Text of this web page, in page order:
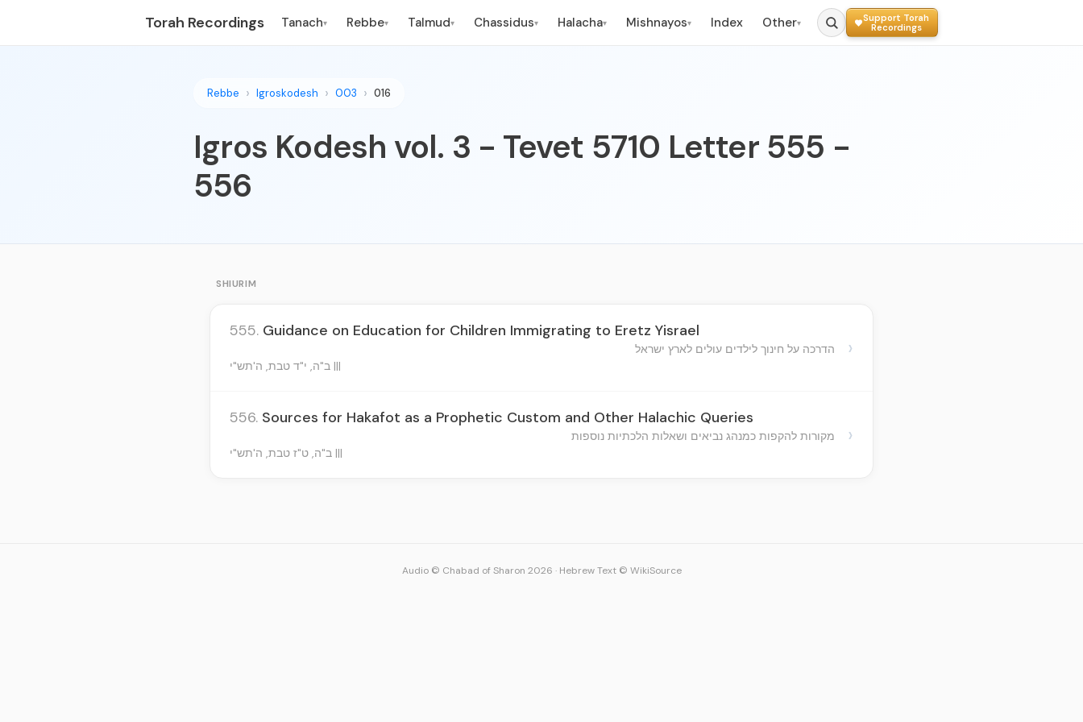
Torah Recordings Tanach▾ Rebbe▾ Talmud▾ Chassidus▾ Halacha▾ Mishnayos▾ Index Other▾
Support Torah
Recordings
Rebbe Igroskodesh 003 016
Igros Kodesh vol. 3 - Tevet 5710 Letter 555 -
556
SHIURIM
555. Guidance on Education for Children Immigrating to Eretz Yisrael
הדרכה על חינוך לילדים עולים לארץ ישראל
ב"ה, י"ד טבת, ה'תש"י |||
›
556. Sources for Hakafot as a Prophetic Custom and Other Halachic Queries
מקורות להקפות כמנהג נביאים ושאלות הלכתיות נוספות
ב"ה, ט"ז טבת, ה'תש"י |||
›
Audio © Chabad of Sharon 2026 · Hebrew Text © WikiSource